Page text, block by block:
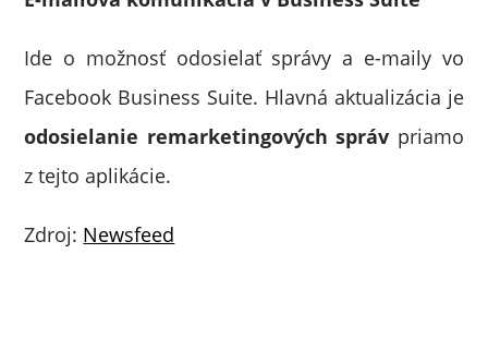
Ide o možnosť odosielať správy a e-maily vo
Facebook Business Suite. Hlavná aktualizácia je
odosielanie remarketingových správ priamo
z tejto aplikácie.
Zdroj: Newsfeed